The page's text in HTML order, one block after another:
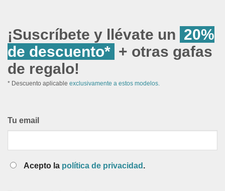
¡Suscríbete y llévate un 20%
de descuento* + otras gafas
de regalo!
* Descuento aplicable exclusivamente a estos modelos.
Tu email
Acepto la política de privacidad .